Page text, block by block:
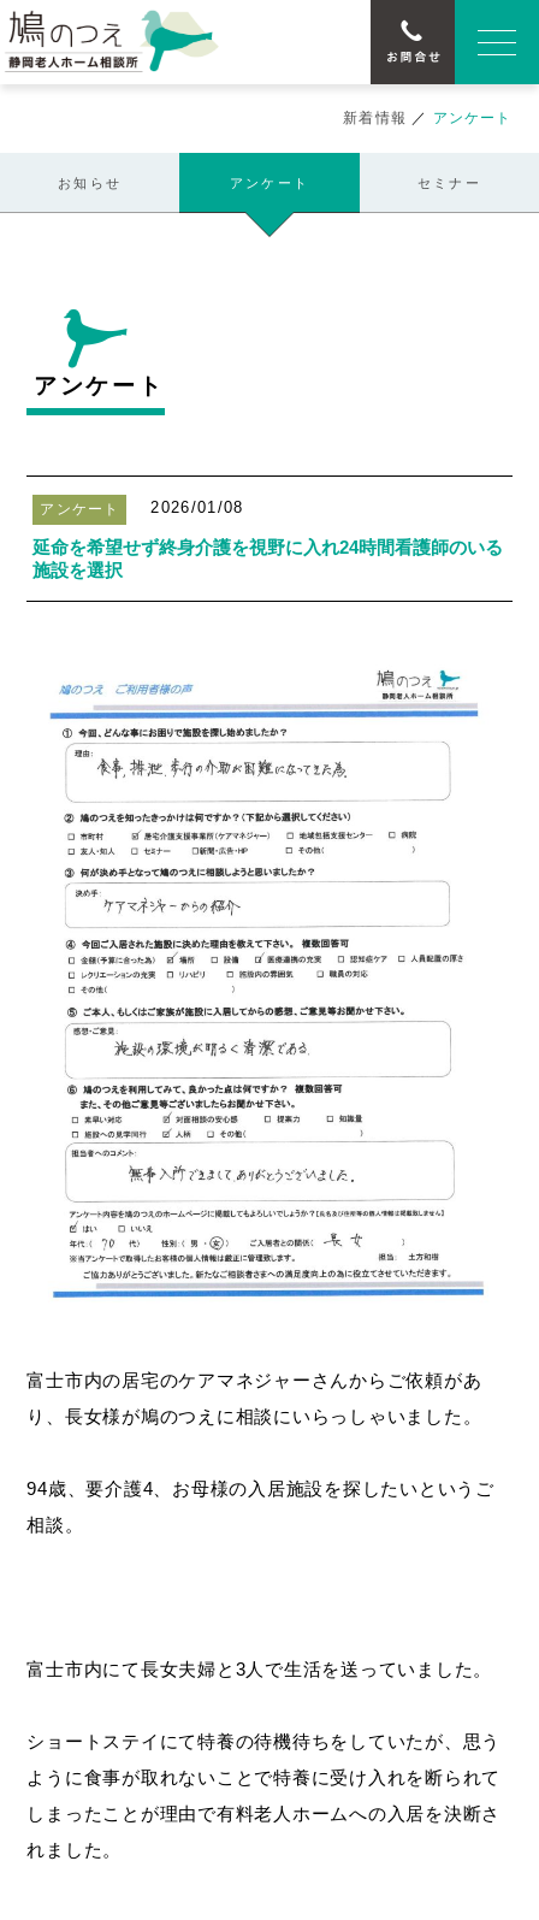
新着情報 ／ アンケート
お知らせ アンケート セミナー
アンケート
アンケート 2026/01/08
延命を希望せず終身介護を視野に入れ24時間看護師のいる
施設を選択
富士市内の居宅のケアマネジャーさんからご依頼があ
り、長女様が鳩のつえに相談にいらっしゃいました。
94歳、要介護4、お母様の入居施設を探したいというご
相談。
富士市内にて長女夫婦と3人で生活を送っていました。
ショートステイにて特養の待機待ちをしていたが、思う
ように食事が取れないことで特養に受け入れを断られて
しまったことが理由で有料老人ホームへの入居を決断さ
れました。